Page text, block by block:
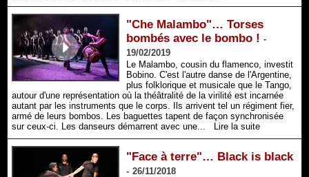
"Che Malambo"… Torses
bombés avec le bombo ! -
19/02/2019
Le Malambo, cousin du flamenco, investit
Bobino. C'est l'autre danse de l'Argentine,
plus folklorique et musicale que le Tango,
autour d'une représentation où la théâtralité de la virilité est incarnée
autant par les instruments que le corps. Ils arrivent tel un régiment fier,
armé de leurs bombos. Les baguettes tapent de façon synchronisée
sur ceux-ci. Les danseurs démarrent avec une...
Lire la suite
"Face à terre"… Black is black
- 26/11/2018